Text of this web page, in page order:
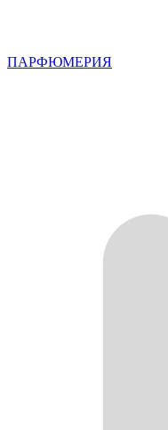
ПАРФЮМЕРИЯ